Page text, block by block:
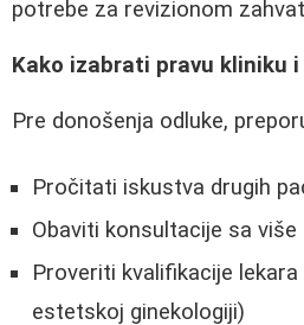
potrebe za revizionom
Kako izabrati pravu kliniku i
Pre donošenja odluke,
Pročitati iskustva drugih
Obaviti konsultacije sa više
Proveriti kvalifikacije
estetskoj ginekologiji)